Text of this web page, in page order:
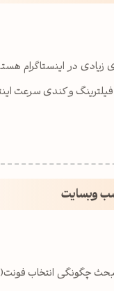
در اینستاگرام
و کندی سرعت
وبسایت
چگونگی انتخاب